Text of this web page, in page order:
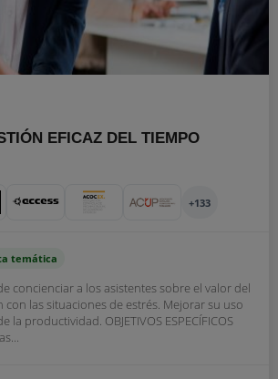
EFICAZ DEL TIEMPO
+133
temática
concienciar a los asistentes sobre el valor del
con las situaciones de estrés. Mejorar su uso
la productividad. OBJETIVOS ESPECÍFICOS